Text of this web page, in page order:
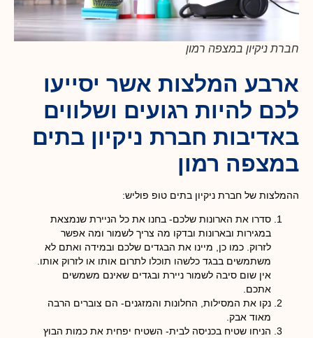
חברת ניקיון במצפה רמון
ארבע המלצות אשר יסייעו
לכם להיות רגועים ושלווים
באדיבות חברת ניקיון בתים
במצפה רמון
ההמלצות של חברת ניקיון בתים טופ פוליש:
סדרו את הארונות שלכם- בחנו את כל הניירת שנמצאת
במגירות ובארונות ובדקו מה צריך לשמור ומה אפשר
לזרוק. כמו כן, מיינו את הבגדים שלכם ובמידה ואתם לא
משתמשים בבגד כלשהו תוכלו לתרום אותו או לזרוק אותו.
אין שום סיבה לשמור ניירת ובגדים שאינם משמשים
אתכם.
נקו את המסילות, החלונות והמזגנים- הם צוברים הרבה
מאוד אבק.
הניחו שטיח בכניסה לבית- השטיח יפחית את כמות הבוץ